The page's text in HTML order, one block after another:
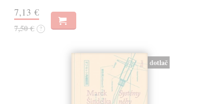
7,13 €
7,50 € ?
dotlač